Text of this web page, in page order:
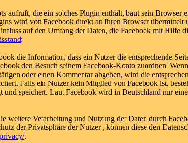
aufruft, die ein solches Plugin enthält, baut sein Browser
wird von Facebook direkt an Ihren Browser übermittelt
auf den Umfang der Daten, die Facebook mit Hilfe
:
die Information, dass ein Nutzer die entsprechende
den Besuch seinem Facebook-Konto zuordnen.
oder einen Kommentar abgeben, wird die
Falls ein Nutzer kein Mitglied von Facebook ist,
und speichert. Laut Facebook wird in Deutschland nur
weitere Verarbeitung und Nutzung der Daten durch
der Privatsphäre der Nutzer , können diese den
.